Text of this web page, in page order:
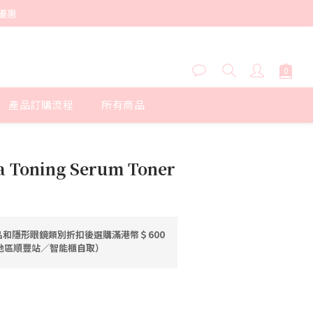
惠
產品訂購流程 所有商品
Serum Toner
隱形眼鏡類別折扣後選購滿港幣＄600
順豐站／智能櫃自取）